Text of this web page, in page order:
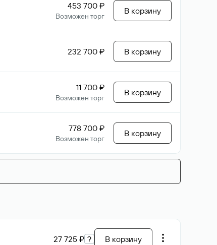
453 700 ₽
Возможен торг
В корзину
232 700 ₽ В корзину
11 700 ₽
Возможен торг
В корзину
778 700 ₽
Возможен торг
В корзину
27 725 ₽ ? В корзину